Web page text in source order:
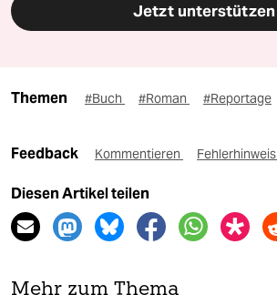
Jetzt unterstützen
Themen #Buch #Roman #Reportage
Feedback Kommentieren Fehlerhinweis
Diesen Artikel teilen
Mehr zum Thema